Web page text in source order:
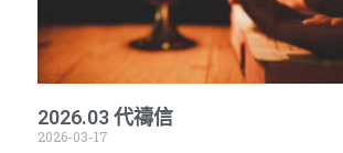
2026.03 代禱信
2026-03-17